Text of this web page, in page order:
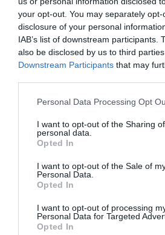
your opt-out. You may separately
disclosure of your personal
IAB’s list of downstream participants.
also be disclosed by us to third
Downstream Participants that may
Please note that this website/app
not limited to your visit or usage
grant or deny consent to Google and
use your data for below specified
consent section.
Personal Data Processing Opt
I want to opt-out of the Sharing
personal data.
Opted In
I want to opt-out of the Sale of
Personal Data.
Opted In
I want to opt-out of processing
Personal Data for Targeted
Opted In
Ουκρανίας με άγνωστο
υπογράφει η κυβέρνηση
Τι θα περιέχει αυτή η
Αποστολή στρατού; -
της Ρωσίας; - Μαχητικά
απαντά - Το κρατούν
FOCUS ON